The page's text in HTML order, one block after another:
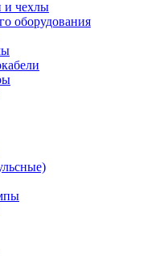
и чехлы
оборудования